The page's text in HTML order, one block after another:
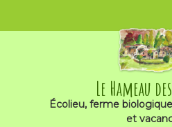
Le Hameau
Écolieu, ferme
et